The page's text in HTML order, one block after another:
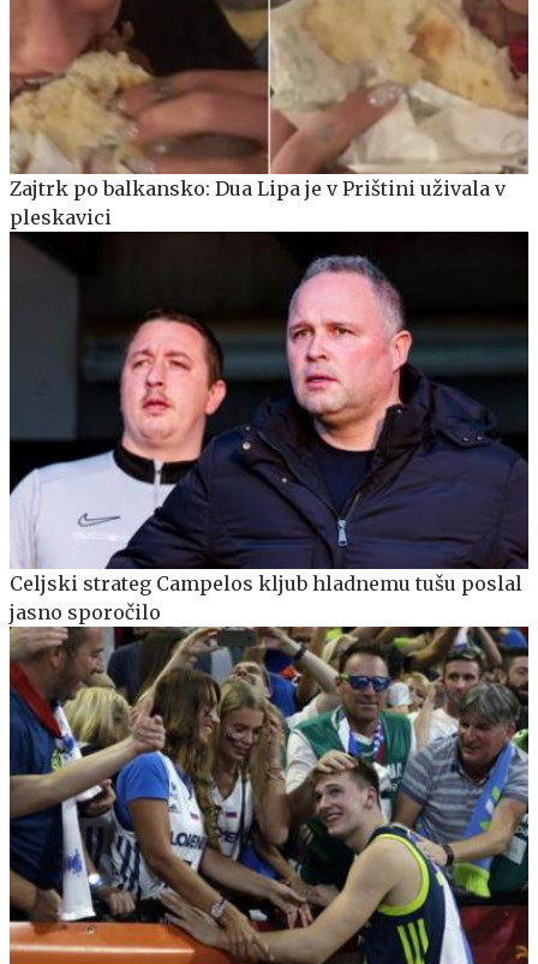
Zajtrk po balkansko: Dua Lipa je v Prištini uživala v
pleskavici
Celjski strateg Campelos kljub hladnemu tušu poslal
jasno sporočilo